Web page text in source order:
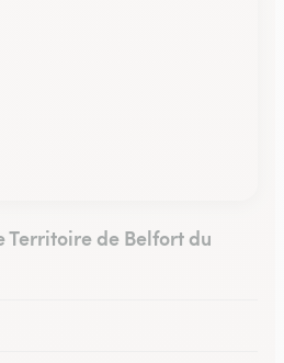
Territoire de Belfort du